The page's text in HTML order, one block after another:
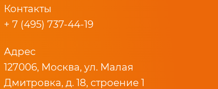
Контакты
+ 7 (495) 737-44-19
Адрес
127006, Москва, ул. Малая
Дмитровка, д. 18, строение 1